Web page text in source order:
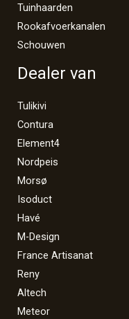
Tuinhaarden
Rookafvoerkanalen
Schouwen
Dealer van
Tulikivi
Contura
Element4
Nordpeis
Morsø
Isoduct
Havé
M-Design
France Artisanat
Reny
Altech
Meteor